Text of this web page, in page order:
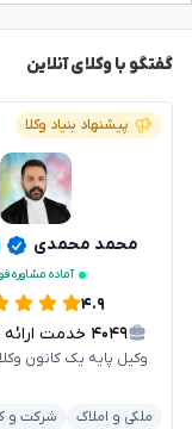
گفتگو با وکلای آنلاین
پیشنهاد بنیاد وکلا
محمد محمدی
آماده مشاوره
۴.۹
۴۰۴۹ خدمت ارائه
وکیل پایه یک کانون
ملکی و املاک
شرکت و